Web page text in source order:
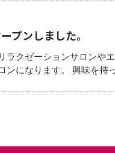
プンしました。
ラクゼーションサロンや
ンになります。 興味を持